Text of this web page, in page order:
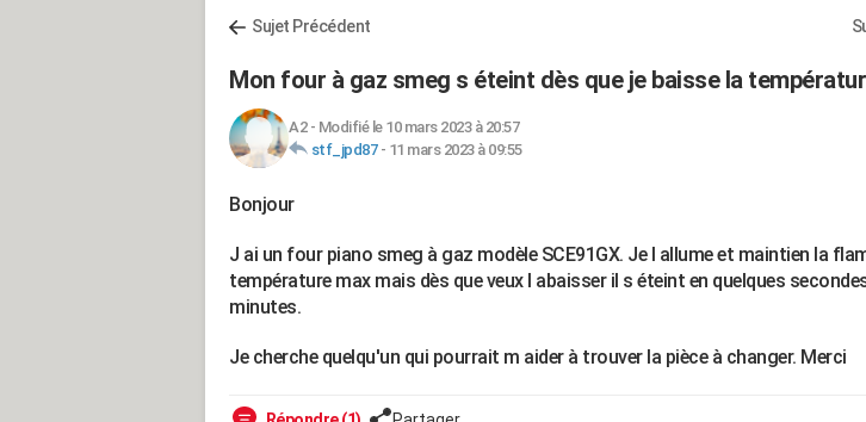
Sujet Précédent
Mon four à gaz smeg s éteint dès que je baisse la températur
A2- Modifié le 10 mars 2023 à 20:57
stf_jpd87- 11 mars 2023 à 09:55
Bonjour
J ai un four piano smeg à gaz modèle SCE91GX. Je l allume et maintien la
température max mais dès que veux l abaisser il s éteint en quelques
minutes.
Je cherche quelqu'un qui pourrait m aider à trouver la pièce à changer. Merci